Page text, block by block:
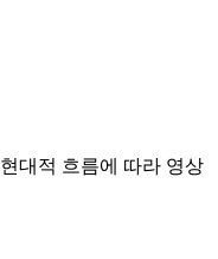
대적 흐름에 따라 영상